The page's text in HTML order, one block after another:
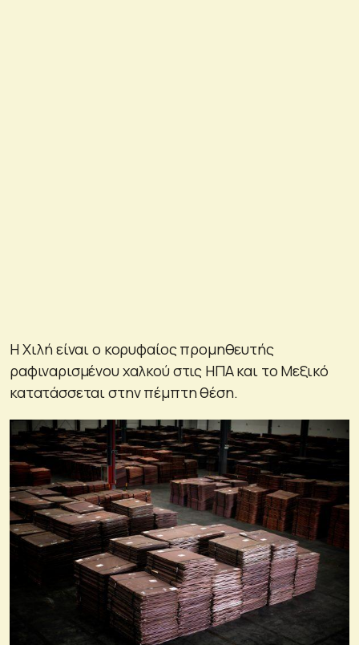
Η Χιλή είναι ο κορυφαίος προμηθευτής
ραφιναρισμένου χαλκού στις ΗΠΑ και το Μεξικό
κατατάσσεται στην πέμπτη θέση.